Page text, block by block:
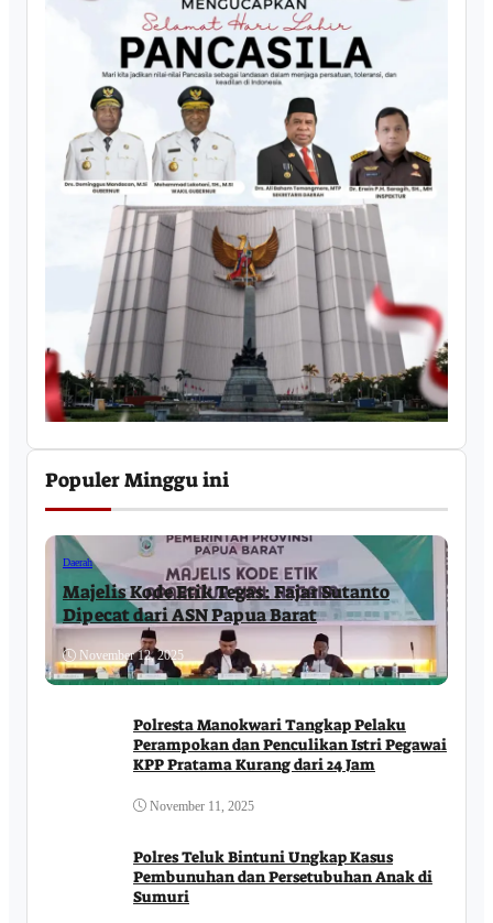
Populer Minggu ini
Daerah
Majelis Kode Etik Tegas: Fajar Sutanto
Dipecat dari ASN Papua Barat
November 12, 2025
Polresta Manokwari Tangkap Pelaku
Perampokan dan Penculikan Istri Pegawai
KPP Pratama Kurang dari 24 Jam
November 11, 2025
Polres Teluk Bintuni Ungkap Kasus
Pembunuhan dan Persetubuhan Anak di
Sumuri